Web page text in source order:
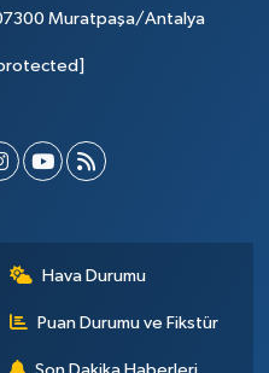
Muratpaşa/Antalya
Hava Durumu
Puan Durumu ve Fikstür